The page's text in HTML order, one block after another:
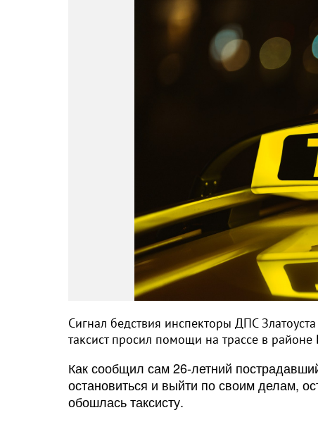
Сигнал бедствия инспекторы ДПС
таксист просил помощи на трассе в районе
Как сообщил сам 26-летний
остановиться и выйти по своим делам,
обошлась таксисту.